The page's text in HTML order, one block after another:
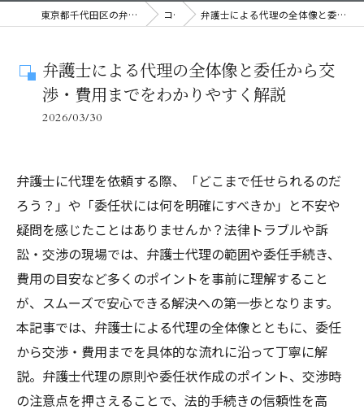
東京都千代田区の弁護士なら青木綜合法律事務所 コラム 弁護士による代理の全体像と委任から交渉・費用までをわかりやすく解説
弁護士による代理の全体像と委任から交
渉・費用までをわかりやすく解説
2026/03/30
弁護士に代理を依頼する際、「どこまで任せられるのだ
ろう？」や「委任状には何を明確にすべきか」と不安や
疑問を感じたことはありませんか？法律トラブルや訴
訟・交渉の現場では、弁護士代理の範囲や委任手続き、
費用の目安など多くのポイントを事前に理解すること
が、スムーズで安心できる解決への第一歩となります。
本記事では、弁護士による代理の全体像とともに、委任
から交渉・費用までを具体的な流れに沿って丁寧に解
説。弁護士代理の原則や委任状作成のポイント、交渉時
の注意点を押さえることで、法的手続きの信頼性を高